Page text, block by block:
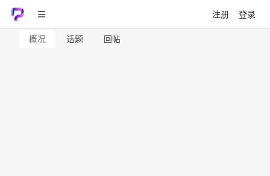
注册 登录
概况 话题 回帖